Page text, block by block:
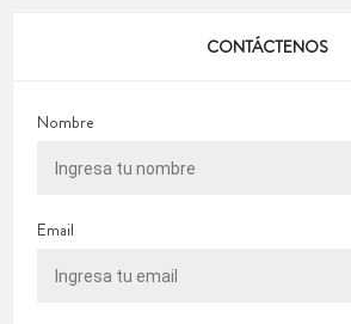
CONTÁCTENOS
Nombre
Email